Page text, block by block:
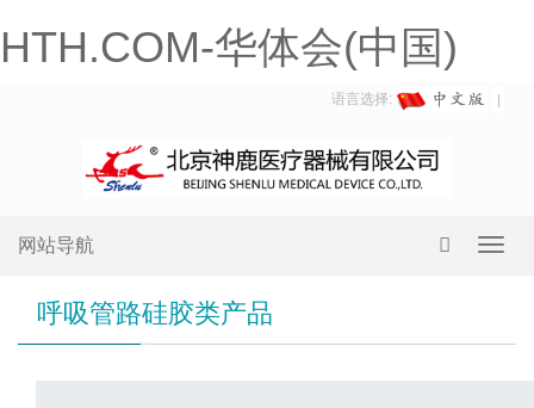
HTH.COM-华体会(中国)
语言选择:
网站导航
呼吸管路硅胶类产品